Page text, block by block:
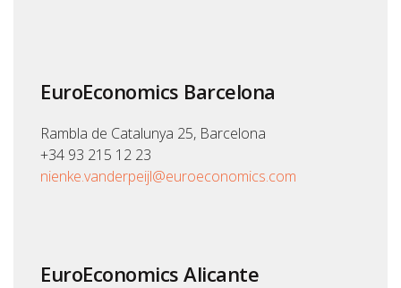
EuroEconomics Barcelona
Rambla de Catalunya 25, Barcelona
+34 93 215 12 23
nienke.vanderpeijl@euroeconomics.com
EuroEconomics Alicante